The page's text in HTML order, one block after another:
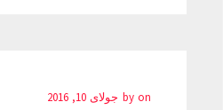
by on جولای 10, 2016